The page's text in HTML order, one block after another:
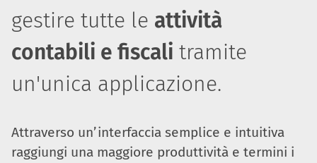
gestire tutte le attività
contabili e fiscali tramite
un'unica applicazione.
Attraverso un’interfaccia semplice e intuitiva
raggiungi una maggiore produttività e termini i